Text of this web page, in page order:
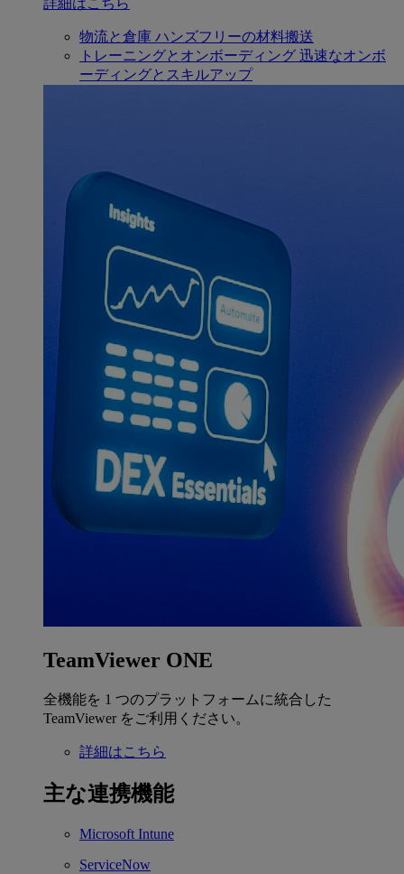
物流と倉庫 ハンズフリーの材料搬送
トレーニングとオンボーディング 迅速なオンボ
ーディングとスキルアップ
TeamViewer ONE
全機能を 1 つのプラットフォームに統合した
TeamViewer をご利用ください。
詳細はこちら
主な連携機能
Microsoft Intune
ServiceNow